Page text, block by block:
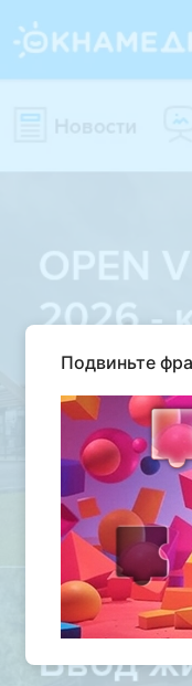
Подвиньте